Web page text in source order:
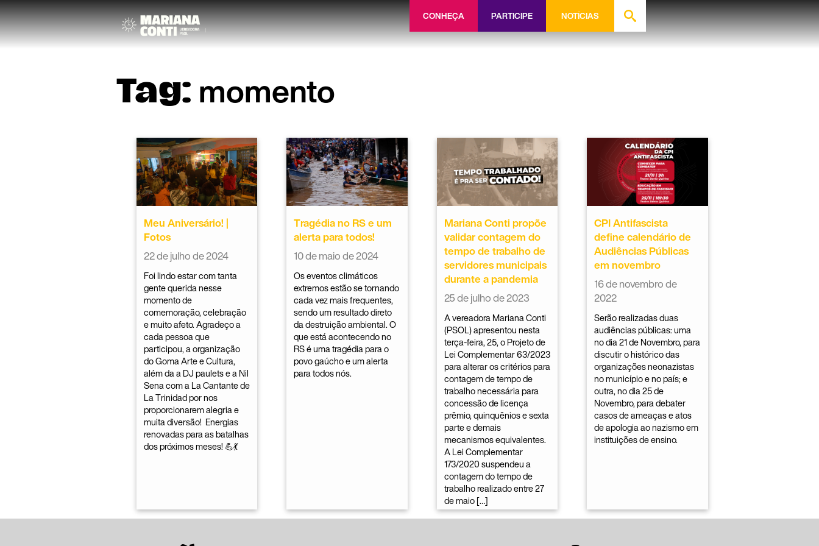
CONHEÇA PARTICIPE NOTÍCIAS
Tag: momento
Meu Aniversário! |
Fotos
22 de julho de 2024
Foi lindo estar com tanta
gente querida nesse
momento de
comemoração, celebração
e muito afeto. Agradeço a
cada pessoa que
participou, a organização
do Goma Arte e Cultura,
além da a DJ paulets e a Nil
Sena com a La Cantante de
La Trinidad por nos
proporcionarem alegria e
muita diversão! Energias
renovadas para as batalhas
dos próximos meses! 💪💃
Tragédia no RS e um
alerta para todos!
10 de maio de 2024
Os eventos climáticos
extremos estão se tornando
cada vez mais frequentes,
sendo um resultado direto
da destruição ambiental. O
que está acontecendo no
RS é uma tragédia para o
povo gaúcho e um alerta
para todos nós.
Mariana Conti propõe
validar contagem do
tempo de trabalho de
servidores municipais
durante a pandemia
25 de julho de 2023
A vereadora Mariana Conti
(PSOL) apresentou nesta
terça-feira, 25, o Projeto de
Lei Complementar 63/2023
para alterar os critérios para
contagem de tempo de
trabalho necessária para
concessão de licença
prêmio, quinquênios e sexta
parte e demais
mecanismos equivalentes.
A Lei Complementar
173/2020 suspendeu a
contagem do tempo de
trabalho realizado entre 27
de maio […]
CPI Antifascista
define calendário de
Audiências Públicas
em novembro
16 de novembro de
2022
Serão realizadas duas
audiências públicas: uma
no dia 21 de Novembro, para
discutir o histórico das
organizações neonazistas
no município e no país; e
outra, no dia 25 de
Novembro, para debater
casos de ameaças e atos
de apologia ao nazismo em
instituições de ensino.